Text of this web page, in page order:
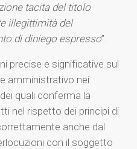
tacita del titolo
illegittimità del
di diniego espresso”.
precise e significative sul
amministrativo nei
quali conferma la
nel rispetto dei principi di
anche dal
con il soggetto